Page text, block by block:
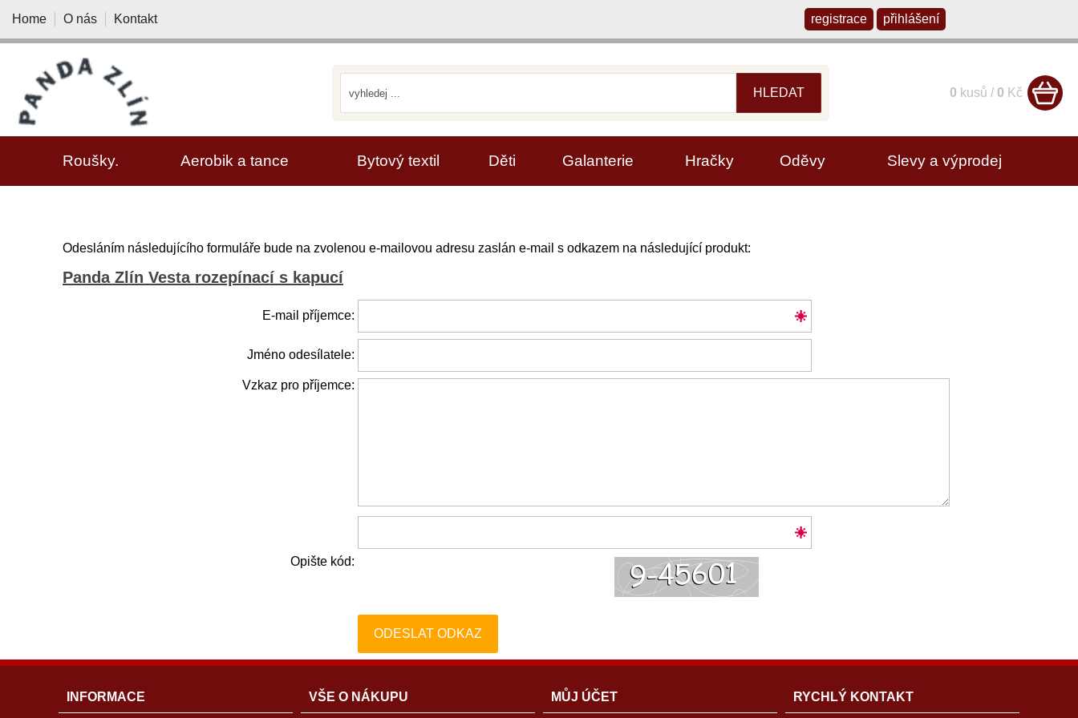
Odesláním následujícího formuláře bude na zvolenou e-mailovou adresu zaslán e-mail s odkazem na následující produkt:
Panda Zlín Vesta rozepínací s kapucí
E-mail příjemce:
Jméno odesílatele:
Vzkaz pro příjemce:
Opište kód:
ODESLAT ODKAZ
VYBRAT KATEGORII
Roušky. Aerobik a tance Bytový textil Děti Galanterie Hračky Oděvy Slevy a výprodej
Home O nás Kontakt registrace přihlášení
HLEDAT 0 kusů / 0 Kč
INFORMACE VŠE O NÁKUPU MŮJ ÚČET RYCHLÝ KONTAKT